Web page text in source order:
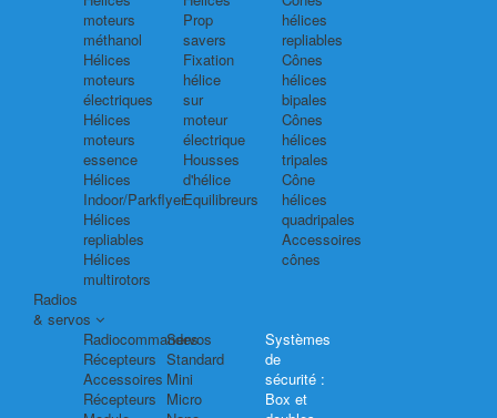
moteurs
méthanol
Hélices
moteurs
électriques
Hélices
moteurs
essence
Hélices
Indoor/Parkflyer
Hélices
repliables
Hélices
multirotors
Prop
savers
Fixation
hélice
sur
moteur
électrique
Housses
d'hélice
Equilibreurs
hélices
repliables
Cônes
hélices
bipales
Cônes
hélices
tripales
Cône
hélices
quadripales
Accessoires
cônes
Radios
& servos
Radiocommandes
Récepteurs
Accessoires
Récepteurs
Servos
Standard
Mini
Micro
Systèmes
de
sécurité :
Box et